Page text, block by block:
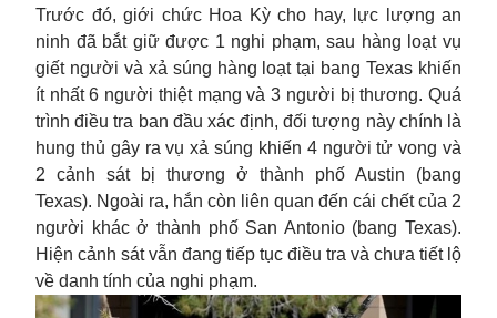
Trước đó, giới chức Hoa Kỳ cho hay, lực lượng an
ninh đã bắt giữ được 1 nghi phạm, sau hàng loạt vụ
giết người và xả súng hàng loạt tại bang Texas khiến
ít nhất 6 người thiệt mạng và 3 người bị thương. Quá
trình điều tra ban đầu xác định, đối tượng này chính là
hung thủ gây ra vụ xả súng khiến 4 người tử vong và
2 cảnh sát bị thương ở thành phố Austin (bang
Texas). Ngoài ra, hắn còn liên quan đến cái chết của 2
người khác ở thành phố San Antonio (bang Texas).
Hiện cảnh sát vẫn đang tiếp tục điều tra và chưa tiết lộ
về danh tính của nghi phạm.